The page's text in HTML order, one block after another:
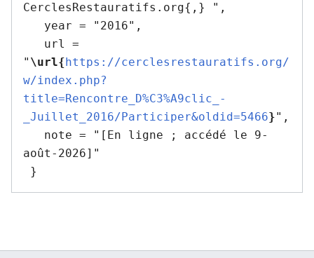
CerclesRestauratifs.org{,} ",
" \url{ https://cerclesrestauratifs.org/
w/index.php?
title=Rencontre_D%C3%A9clic_-
_Juillet_2016/Participer&oldid=5466}",
août-2026]"